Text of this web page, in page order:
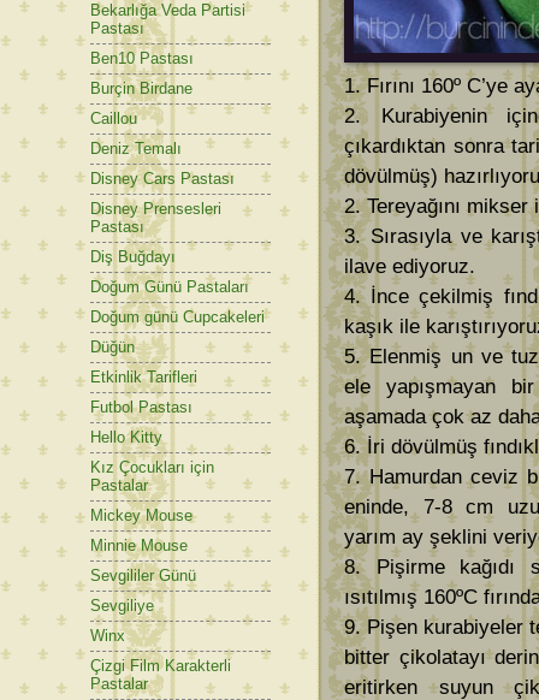
1. Fırını 160º C’ye
2. Kurabiyenin
çıkardıktan sonra
dövülmüş)
2. Tereyağını mikser
3. Sırasıyla ve
ilave ediyoruz.
4. İnce çekilmiş
kaşık ile
5. Elenmiş un ve
ele yapışmayan
aşamada çok az
6. İri dövülmüş
7. Hamurdan ceviz
eninde, 7-8 cm
yarım ay şeklini
8. Pişirme kağıdı
ısıtılmış 160ºC
9. Pişen kurabiyeler
bitter çikolatayı
eritirken suyun
Bekarlığa Veda Partisi
Pastası
Ben10 Pastası
Burçin Birdane
Caillou
Deniz Temalı
Disney Cars Pastası
Disney Prensesleri
Pastası
Diş Buğdayı
Doğum Günü Pastaları
Doğum günü Cupcakeleri
Düğün
Etkinlik Tarifleri
Futbol Pastası
Hello Kitty
Kız Çocukları için
Pastalar
Mickey Mouse
Minnie Mouse
Sevgililer Günü
Sevgiliye
Winx
Çizgi Film Karakterli
Pastalar